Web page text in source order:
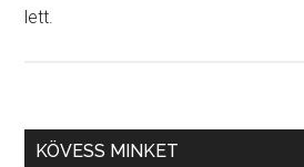
lett.
KÖVESS MINKET